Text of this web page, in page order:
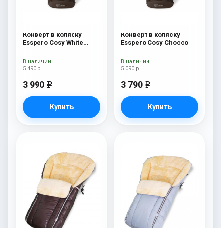
Конверт в коляску
Esspero Cosy White
5 490 р
3 990 e
Купить
В наличии
Конверт в коляску
Esspero Cosy Chocco
5 090 р
3 790 e
Купить
В наличии